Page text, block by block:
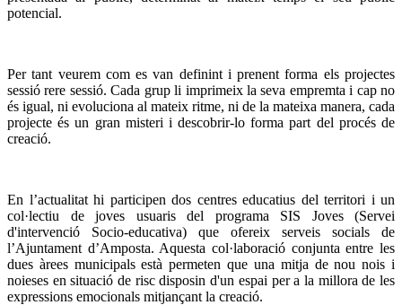
potencial.
Per tant veurem com es van definint i prenent forma els projectes
sessió rere sessió. Cada grup li imprimeix la seva empremta i cap no
és igual, ni evoluciona al mateix ritme, ni de la mateixa manera, cada
projecte és un gran misteri i descobrir-lo forma part del procés de
creació.
En l’actualitat hi participen dos centres educatius del territori i un
col·lectiu de joves usuaris del programa SIS Joves (Servei
d'intervenció Socio-educativa) que ofereix serveis socials de
l’Ajuntament d’Amposta. Aquesta col·laboració conjunta entre les
dues àrees municipals està permeten que una mitja de nou nois i
noieses en situació de risc disposin d'un espai per a la millora de les
expressions emocionals mitjançant la creació.